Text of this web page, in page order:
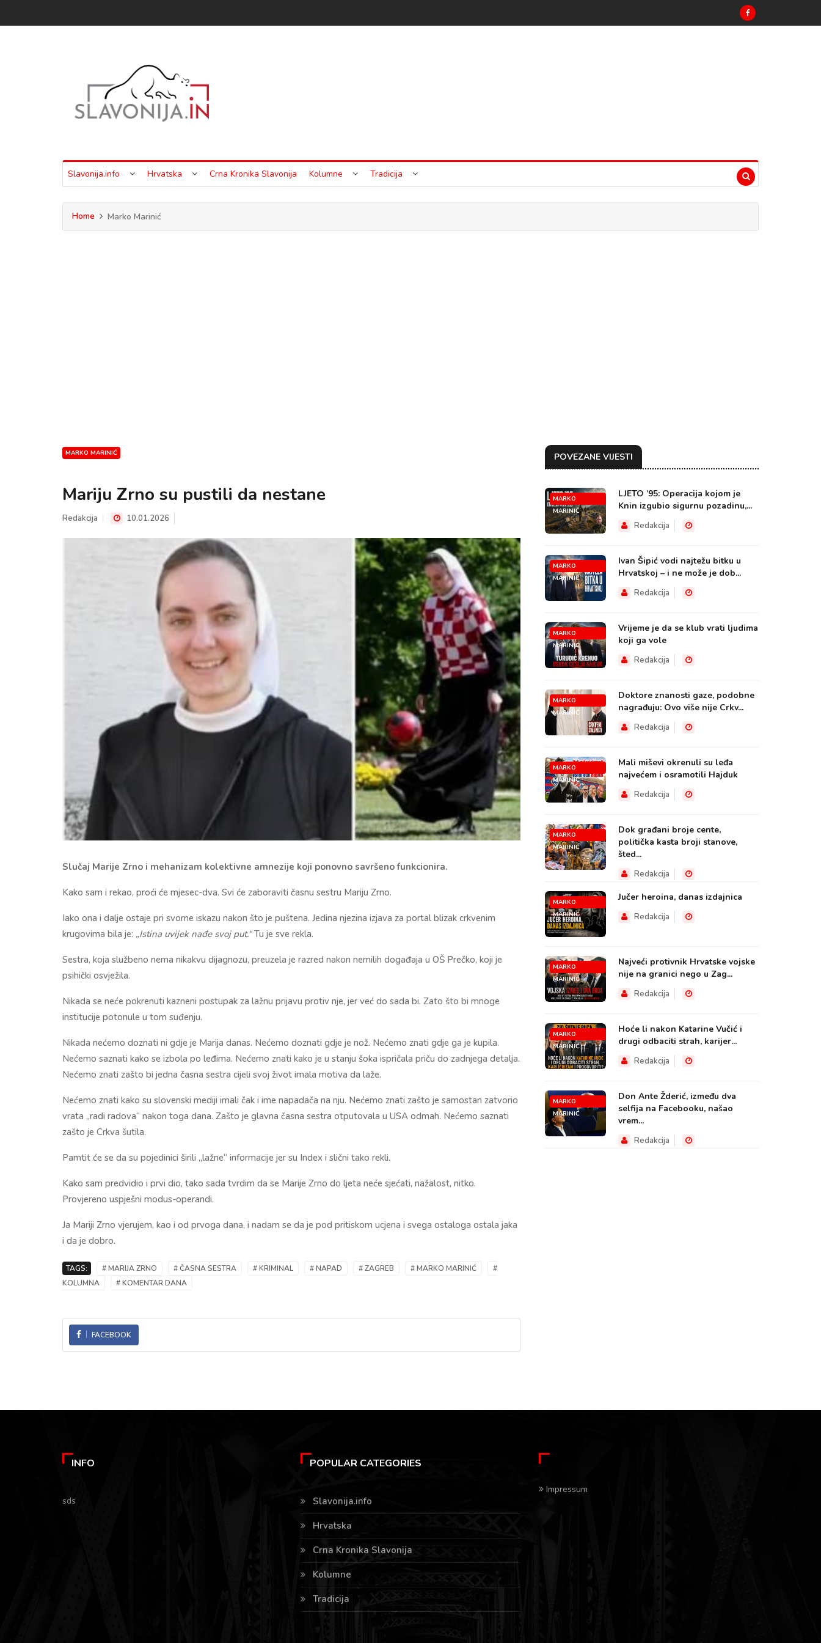
Slavonija.info Hrvatska Crna Kronika Slavonija Kolumne Tradicija
Home Marko Marinić
MARKO MARINIĆ
Mariju Zrno su pustili da nestane
Redakcija 10.01.2026
Slučaj Marije Zrno i mehanizam kolektivne amnezije koji ponovno savršeno funkcionira.
Kako sam i rekao, proći će mjesec-dva. Svi će zaboraviti časnu sestru Mariju Zrno.
Iako ona i dalje ostaje pri svome iskazu nakon što je puštena. Jedina njezina izjava za portal blizak crkvenim
krugovima bila je: „Istina uvijek nađe svoj put.“Tu je sve rekla.
Sestra, koja službeno nema nikakvu dijagnozu, preuzela je razred nakon nemilih događaja u OŠ Prečko, koji je
psihički osvježila.
Nikada se neće pokrenuti kazneni postupak za lažnu prijavu protiv nje, jer već do sada bi. Zato što bi mnoge
institucije potonule u tom suđenju.
Nikada nećemo doznati ni gdje je Marija danas. Nećemo doznati gdje je nož. Nećemo znati gdje ga je kupila.
Nećemo saznati kako se izbola po leđima. Nećemo znati kako je u stanju šoka ispričala priču do zadnjega detalja.
Nećemo znati zašto bi jedna časna sestra cijeli svoj život imala motiva da laže.
Nećemo znati kako su slovenski mediji imali čak i ime napadača na nju. Nećemo znati zašto je samostan zatvorio
vrata „radi radova“ nakon toga dana. Zašto je glavna časna sestra otputovala u USA odmah. Nećemo saznati
zašto je Crkva šutila.
Pamtit će se da su pojedinici širili „lažne“ informacije jer su Index i slični tako rekli.
Kako sam predvidio i prvi dio, tako sada tvrdim da se Marije Zrno do ljeta neće sjećati, nažalost, nitko.
Provjereno uspješni modus-operandi.
Ja Mariji Zrno vjerujem, kao i od prvoga dana, i nadam se da je pod pritiskom ucjena i svega ostaloga ostala jaka
i da je dobro.
TAGS: # MARIJA ZRNO # ČASNA SESTRA # KRIMINAL # NAPAD # ZAGREB # MARKO MARINIĆ
#
KOLUMNA
# KOMENTAR DANA
FACEBOOK
POVEZANE VIJESTI
MARKO
MARINIĆ
LJETO ’95: Operacija kojom je
Knin izgubio sigurnu pozadinu,...
Redakcija
MARKO
MARINIĆ
Ivan Šipić vodi najtežu bitku u
Hrvatskoj – i ne može je dob...
Redakcija
MARKO
MARINIĆ
Vrijeme je da se klub vrati ljudima
koji ga vole
Redakcija
MARKO
MARINIĆ
Doktore znanosti gaze, podobne
nagrađuju: Ovo više nije Crkv...
Redakcija
MARKO
MARINIĆ
Mali miševi okrenuli su leđa
najvećem i osramotili Hajduk
Redakcija
MARKO
MARINIĆ
Dok građani broje cente,
politička kasta broji stanove,
šted...
Redakcija
MARKO
MARINIĆ
Jučer heroina, danas izdajnica
Redakcija
MARKO
MARINIĆ
Najveći protivnik Hrvatske vojske
nije na granici nego u Zag...
Redakcija
MARKO
MARINIĆ
Hoće li nakon Katarine Vučić i
drugi odbaciti strah, karijer...
Redakcija
MARKO
MARINIĆ
Don Ante Žderić, između dva
selfija na Facebooku, našao
vrem...
Redakcija
INFO
sds
POPULAR CATEGORIES
Slavonija.info
Hrvatska
Crna Kronika Slavonija
Kolumne
Tradicija
Impressum